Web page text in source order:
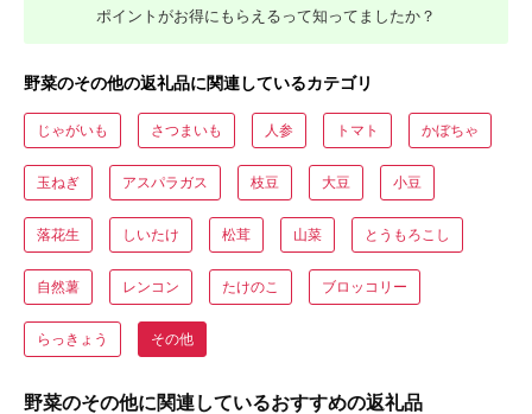
ポイントがお得にもらえるって知ってましたか？
野菜のその他の返礼品に関連しているカテゴリ
じゃがいも さつまいも 人参 トマト かぼちゃ
玉ねぎ アスパラガス 枝豆 大豆 小豆
落花生 しいたけ 松茸 山菜 とうもろこし
自然薯 レンコン たけのこ ブロッコリー
らっきょう その他
野菜のその他に関連しているおすすめの返礼品